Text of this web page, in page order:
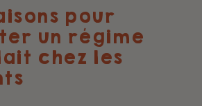
pour
un régime
chez les